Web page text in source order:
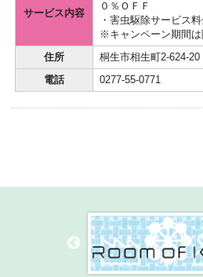
サービス内容
０％ＯＦＦ
・害虫駆除サービス
※キャンペーン期間は
住所 桐生市相生町2-624-20
電話 0277-55-0771